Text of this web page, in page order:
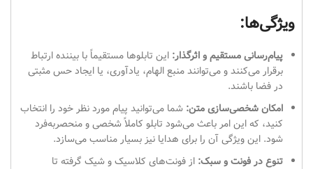
ویژگی‌ها:
پیام‌رسانی مستقیم و اثرگذار: این تابلوها مستقیماً با بیننده ارتباط
برقرار می‌کنند و می‌توانند منبع الهام، یادآوری، یا ایجاد حس مثبتی
در فضا باشند.
امکان شخصی‌سازی متن: شما می‌توانید پیام مورد نظر خود را انتخاب
کنید، که این امر باعث می‌شود تابلو کاملاً شخصی و منحصر‌به‌فرد
شود. این ویژگی آن را برای هدایا نیز بسیار مناسب می‌سازد.
تنوع در فونت و سبک: از فونت‌های کلاسیک و شیک گرفته تا